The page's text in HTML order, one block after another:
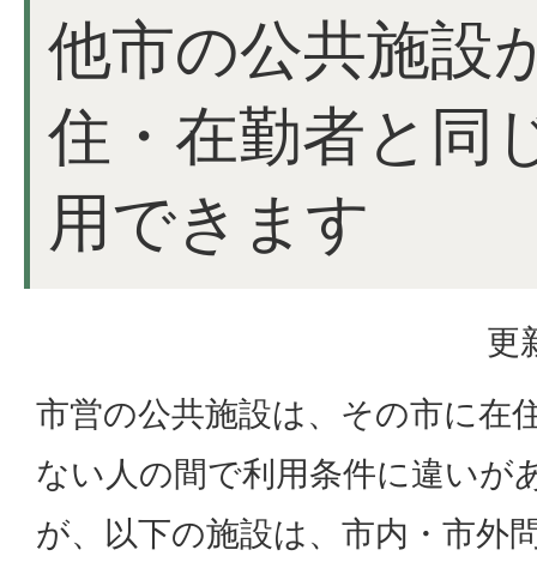
他市の公共施設
住・在勤者と同
用できます
更
市営の公共施設は、その市に在
ない人の間で利用条件に違いが
が、以下の施設は、市内・市外